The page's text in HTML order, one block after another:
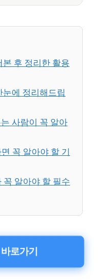
후 정리한 활용
눈에 정리해드립
사람이 꼭 알아
꼭 알아야 할 기
알아야 할 필수
로가기